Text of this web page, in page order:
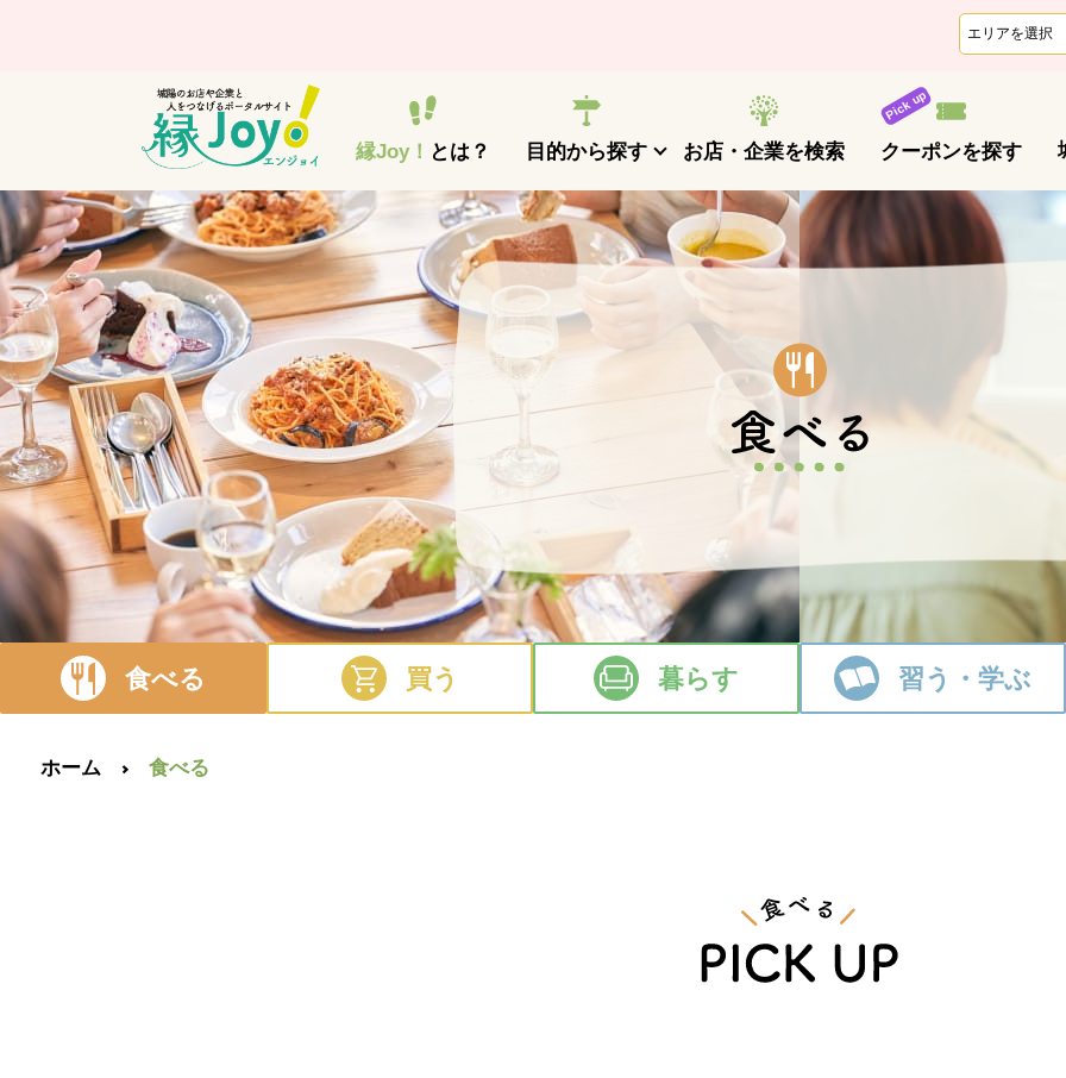
縁Joy！ とは？ 目的から探す お店・企業を検索 クーポンを探す
食べる 買う 暮らす 習う・学ぶ
ホーム 食べる